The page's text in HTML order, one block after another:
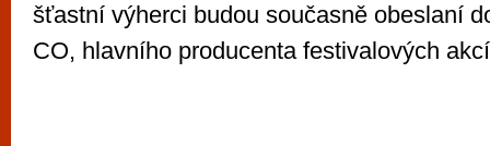
šťastní výherci budou současně obeslaní
CO, hlavního producenta festivalových